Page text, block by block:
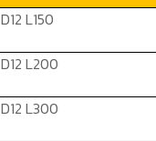
D12 L150
D12 L200
D12 L300